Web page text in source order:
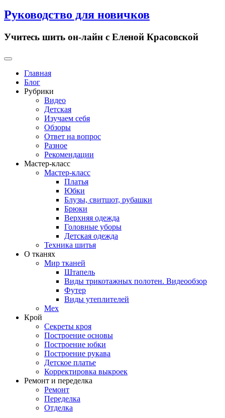
Руководство для новичков
Учитесь шить он-лайн с Еленой Красовской
Primary
Главная
Блог
Рубрики
Видео
Детская
Изучаем себя
Обзоры
Ответ на вопрос
Разное
Рекомендации
Мастер-класс
Мастер-класс
Платья
Юбки
Блузы, свитшот, рубашки
Брюки
Верхняя одежда
Головные уборы
Детская одежда
Техника шитья
О тканях
Мир тканей
Штапель
Виды трикотажных полотен. Видеообзор
Футер
Виды утеплителей
Мех
Крой
Секреты кроя
Построение основы
Построение юбки
Построение рукава
Детское платье
Корректировка выкроек
Ремонт и переделка
Ремонт
Переделка
Отделка